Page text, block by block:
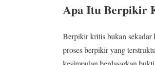
Apa Itu Berpikir
Berpikir kritis bukan sekadar
proses berpikir yang